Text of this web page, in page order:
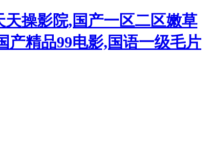
操影院,国产一区二区嫩草
产精品99电影,国语一级毛片